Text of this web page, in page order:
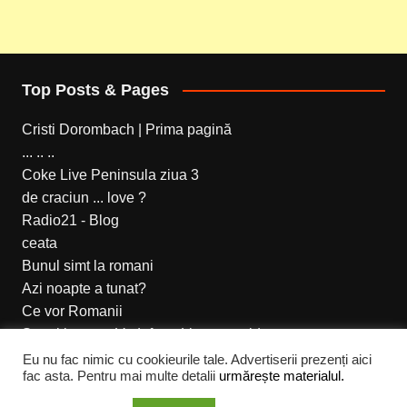
Top Posts & Pages
Cristi Dorombach | Prima pagină
... .. ..
Coke Live Peninsula ziua 3
de craciun ... love ?
Radio21 - Blog
ceata
Bunul simt la romani
Azi noapte a tunat?
Ce vor Romanii
Setari internet Vodafone Live prepaid
Eu nu fac nimic cu cookieurile tale. Advertiserii prezenți aici
fac asta. Pentru mai multe detalii urmărește materialul.